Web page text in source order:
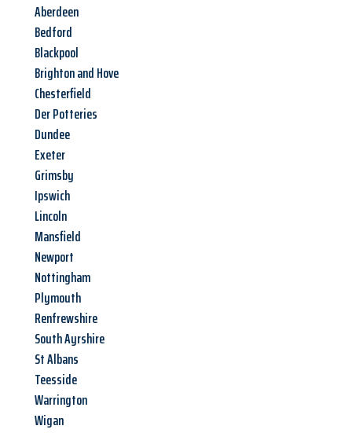
Aberdeen
Bedford
Blackpool
Brighton and Hove
Chesterfield
Der Potteries
Dundee
Exeter
Grimsby
Ipswich
Lincoln
Mansfield
Newport
Nottingham
Plymouth
Renfrewshire
South Ayrshire
St Albans
Teesside
Warrington
Wigan